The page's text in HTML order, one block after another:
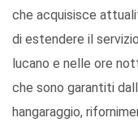
che acquisisce
di estendere il
lucano e nelle ore
che sono garantiti
hangaraggio,